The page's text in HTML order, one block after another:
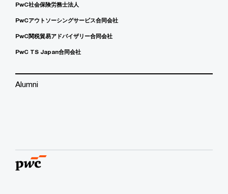
PwC社会保険労務士法人
PwCアウトソーシングサービス合同会社
PwC関税貿易アドバイザリー合同会社
PwC TS Japan合同会社
Alumni